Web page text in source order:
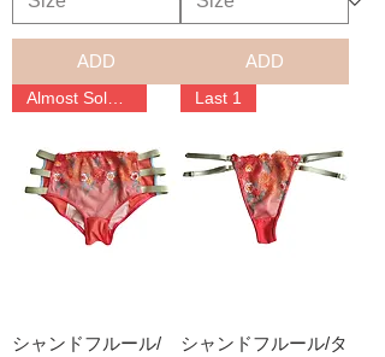
ADD ADD
Almost Sold Out
シャンドフルール/
Last 1
シャンドフルール/タ